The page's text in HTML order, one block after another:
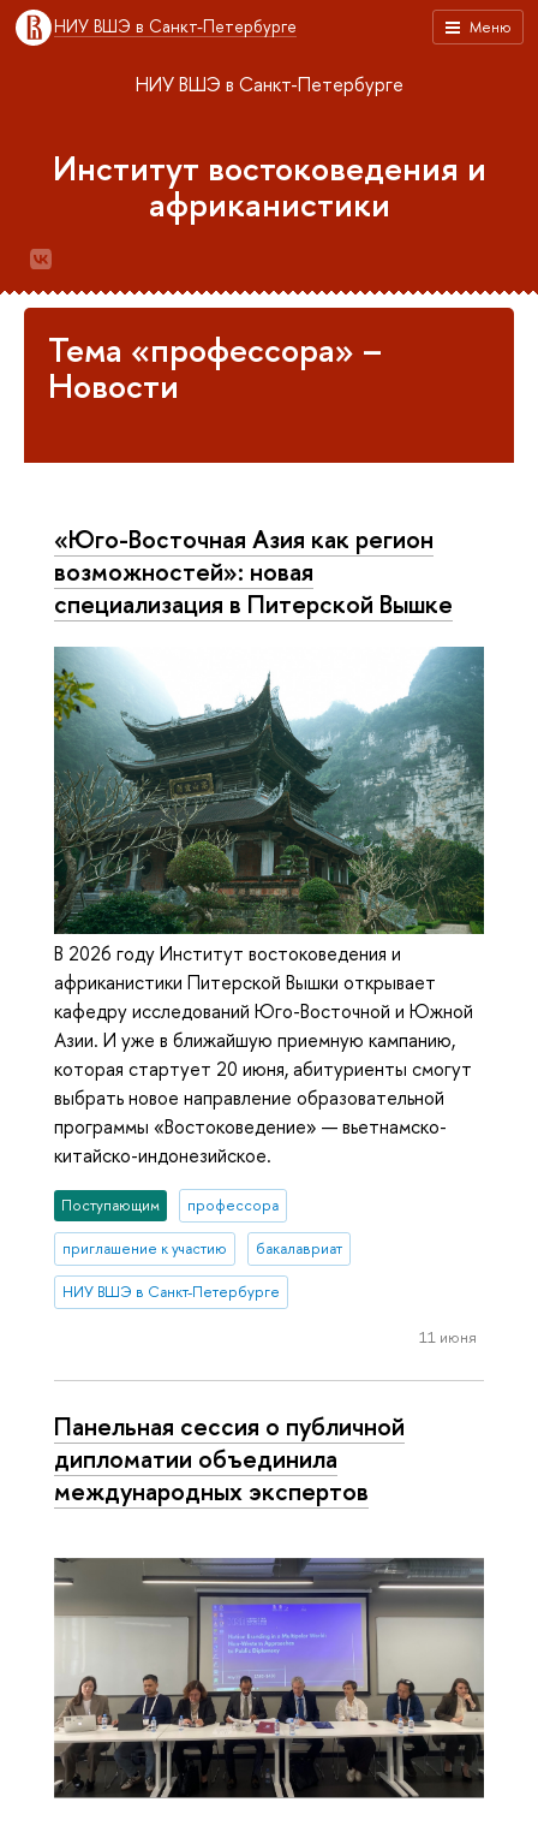
Меню
НИУ ВШЭ в Санкт-Петербурге
НИУ ВШЭ в Санкт-Петербурге
Институт востоковедения и
африканистики
Тема «профессора» –
Новости
«Юго-Восточная Азия как регион
возможностей»: новая
специализация в Питерской Вышке
В 2026 году Институт востоковедения и
африканистики Питерской Вышки открывает
кафедру исследований Юго-Восточной и Южной
Азии. И уже в ближайшую приемную кампанию,
которая стартует 20 июня, абитуриенты смогут
выбрать новое направление образовательной
программы «Востоковедение» — вьетнамско-
китайско-индонезийское.
Поступающим профессора
приглашение к участию бакалавриат
НИУ ВШЭ в Санкт-Петербурге
11 июня
Панельная сессия о публичной
дипломатии объединила
международных экспертов